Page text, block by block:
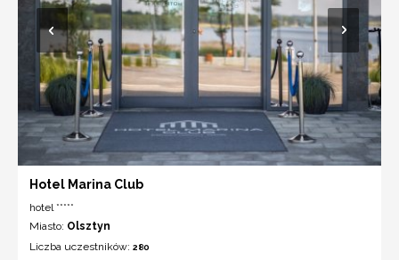
Hotel Marina Club
hotel *****
Miasto: Olsztyn
Liczba uczestników: 280